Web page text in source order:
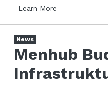
Learn More
News
Menhub